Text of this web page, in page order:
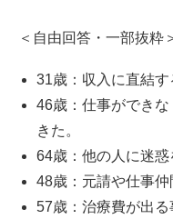
＜自由回答・一部抜粋
31歳：収入に直結す
46歳：仕事ができ
きた。
64歳：他の人に迷惑
48歳：元請や仕事仲
57歳：治療費が出る